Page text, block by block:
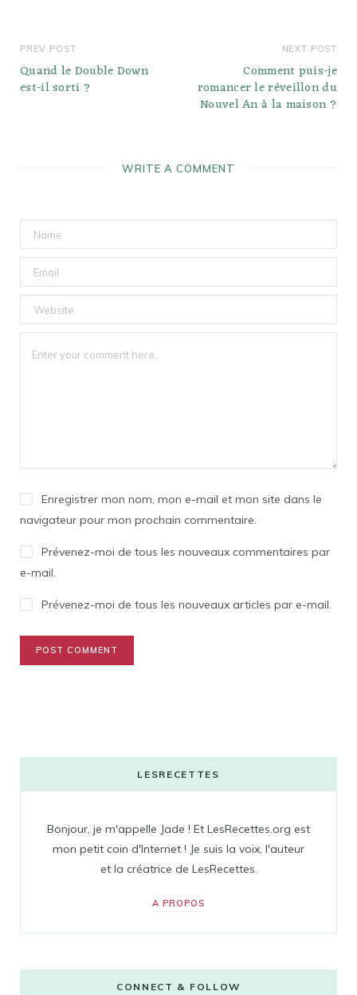
PREV POST
Quand le Double Down
est-il sorti ?
NEXT POST
Comment puis-je
romancer le réveillon du
Nouvel An à la maison ?
WRITE A COMMENT
Enregistrer mon nom, mon e-mail et mon site dans le
navigateur pour mon prochain commentaire.
Prévenez-moi de tous les nouveaux commentaires par
e-mail.
Prévenez-moi de tous les nouveaux articles par e-mail.
LESRECETTES
Bonjour, je m'appelle Jade ! Et LesRecettes.org est
mon petit coin d'Internet ! Je suis la voix, l'auteur
et la créatrice de LesRecettes.
A PROPOS
CONNECT & FOLLOW